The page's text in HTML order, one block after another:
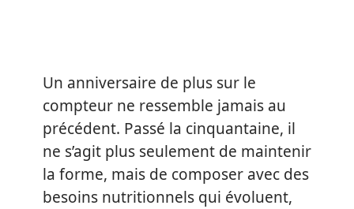
Un anniversaire de plus sur le
compteur ne ressemble jamais au
précédent. Passé la cinquantaine, il
ne s’agit plus seulement de maintenir
la forme, mais de composer avec des
besoins nutritionnels qui évoluent,